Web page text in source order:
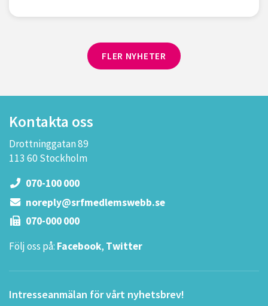
FLER NYHETER
Kontakta oss
Drottninggatan 89
113 60 Stockholm
070-100 000
noreply@srfmedlemswebb.se
070-000 000
Följ oss på: Facebook, Twitter
Intresseanmälan för vårt nyhetsbrev!